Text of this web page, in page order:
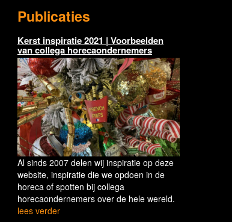
Publicaties
Kerst inspiratie 2021 | Voorbeelden
van collega horecaondernemers
Al sinds 2007 delen wij inspiratie op deze
website, inspiratie die we opdoen in de
horeca of spotten bij collega
horecaondernemers over de hele wereld.
lees verder